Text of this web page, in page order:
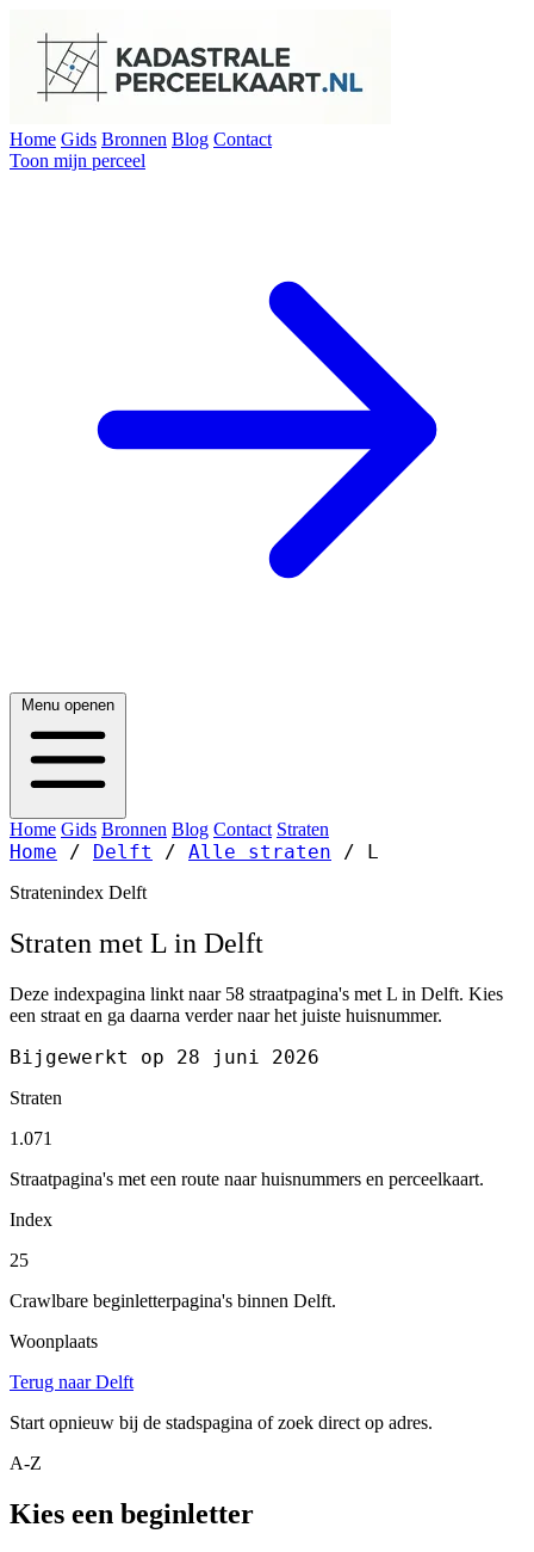
Home Gids Bronnen Blog Contact
Toon mijn perceel
Menu openen
Home Gids Bronnen Blog Contact Straten
Home / Delft / Alle straten / L
Stratenindex Delft
Straten met L in Delft
Deze indexpagina linkt naar 58 straatpagina's met L in Delft. Kies
een straat en ga daarna verder naar het juiste huisnummer.
Bijgewerkt op 28 juni 2026
Straten
1.071
Straatpagina's met een route naar huisnummers en perceelkaart.
Index
25
Crawlbare beginletterpagina's binnen Delft.
Woonplaats
Terug naar Delft
Start opnieuw bij de stadspagina of zoek direct op adres.
A-Z
Kies een beginletter